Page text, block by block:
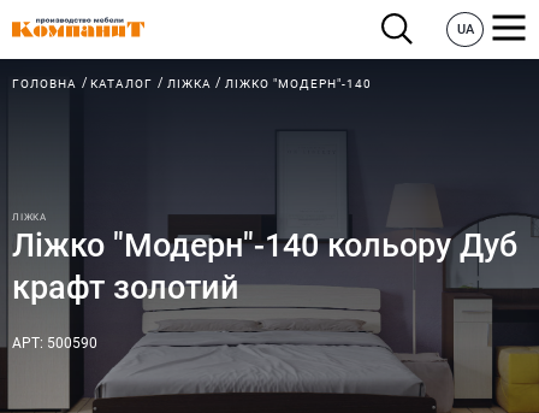
UA
ГОЛОВНА КАТАЛОГ ЛІЖКА ЛІЖКО "МОДЕРН"-140
ЛІЖКА
Ліжко "Модерн"-140 кольору Дуб
крафт золотий
АРТ: 500590